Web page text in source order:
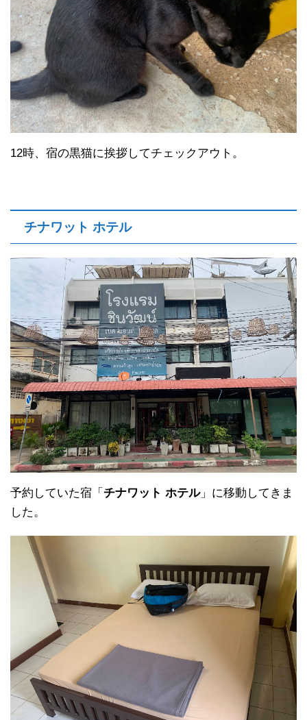
12時、宿の黒猫に挨拶してチェックアウト。
チナワット ホテル
予約していた宿「 チナワット ホテル」に移動してきま
した。